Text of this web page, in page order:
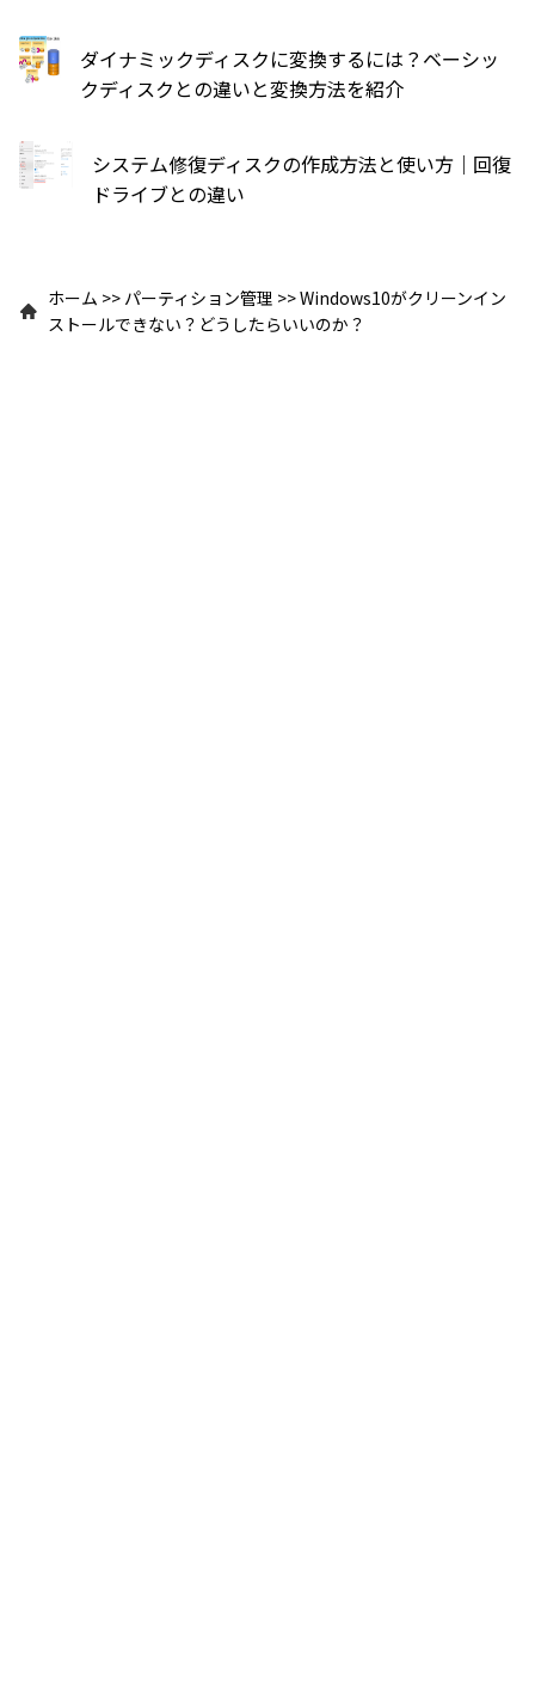
ダイナミックディスクに変換するには？ベーシッ
クディスクとの違いと変換方法を紹介
システム修復ディスクの作成方法と使い方｜回復
ドライブとの違い
ホーム >> パーティション管理 >>Windows10がクリーンイン
ストールできない？どうしたらいいのか？